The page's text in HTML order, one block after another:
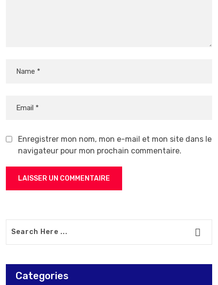
Enregistrer mon nom, mon e-mail et mon site dans le
navigateur pour mon prochain commentaire.
Categories